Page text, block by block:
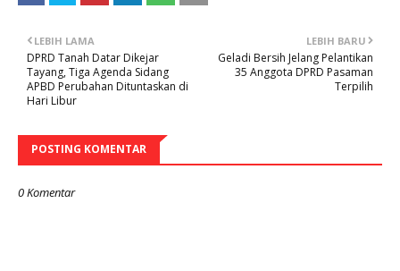
LEBIH BARU
Geladi Bersih Jelang Pelantikan
35 Anggota DPRD Pasaman
Terpilih
LEBIH LAMA
DPRD Tanah Datar Dikejar
Tayang, Tiga Agenda Sidang
APBD Perubahan Dituntaskan di
Hari Libur
POSTING KOMENTAR
0 Komentar